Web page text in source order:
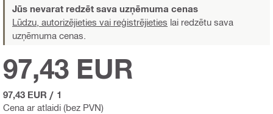
Jūs nevarat redzēt sava uzņēmuma cenas
Lūdzu, autorizējieties vai reģistrējieties lai redzētu sava
uzņēmuma cenas.
Cena ar atlaidi (bez PVN)
97,43 EUR
97,43 EUR / 1